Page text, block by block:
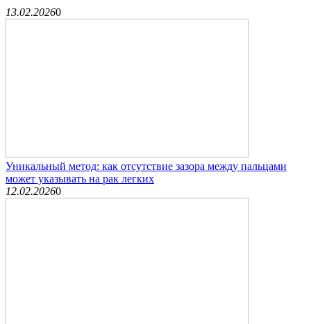
13.02.20260
Уникальный метод: как отсутствие зазора между пальцами
может указывать на рак легких
12.02.20260